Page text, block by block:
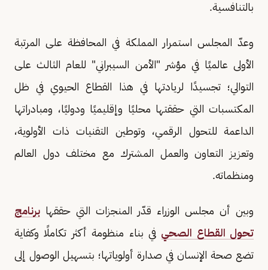
بالتنافسية.
وعدّ المجلس استمرار المملكة في المحافظة على المرتبة
الأولى عالميًا في مؤشر "الأمن السيبراني" للعام الثالث على
التوالي؛ تجسيدًا لريادتها في هذا القطاع الحيوي في ظل
المكتسبات التي حققتها محليًا وإقليميًا ودوليًا، ومبادراتها
الداعمة للتحول الرقمي، وتوطين التقنيات ذات الأولوية،
وتعزيز التعاون والعمل المشترك مع مختلف دول العالم
ومنظماته.
وبين أن مجلس الوزراء قدّر المنجزات التي حققها برنامج
تحول القطاع الصحي في بناء منظومة أكثر تكاملًا وكفاية
تضع صحة الإنسان في صدارة أولوياتها؛ بتسهيل الوصول إلى